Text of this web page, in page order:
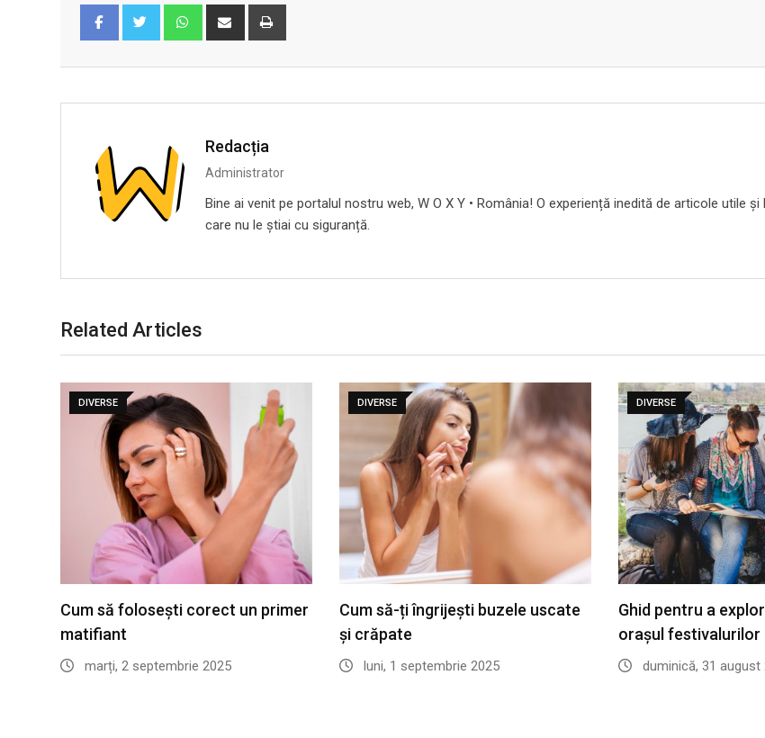
WhatsappShare
Redacția
Administrator
Bine ai venit pe portalul nostru web, W O X Y • România! O experiență inedită de articole utile și
care nu le știai cu siguranță.
Related Articles
DIVERSE
Cum să folosești corect un primer
matifiant
marți, 2 septembrie 2025
DIVERSE
Cum să-ți îngrijești buzele uscate
și crăpate
luni, 1 septembrie 2025
DIVERSE
Ghid pentru a
orașul festivalurilor
duminică, 31 august